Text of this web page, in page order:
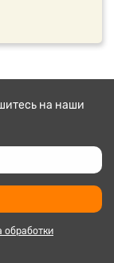
на наши
обработки